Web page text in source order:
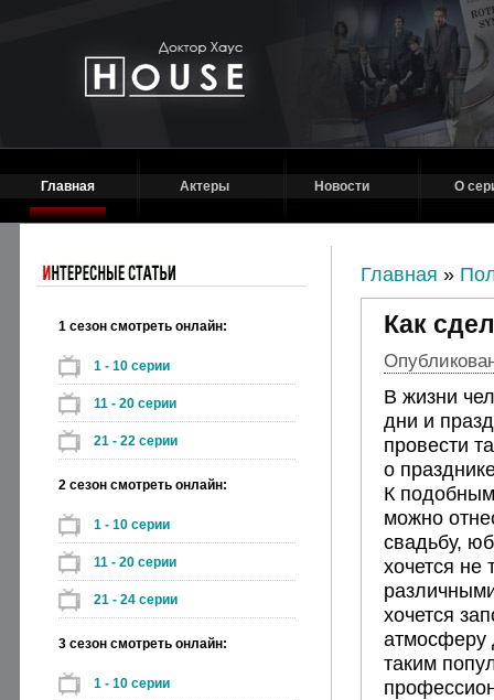
Главная Актеры Новости О
1 сезон смотреть онлайн:
1 - 10 серии
11 - 20 серии
21 - 22 серии
2 сезон смотреть онлайн:
1 - 10 серии
11 - 20 серии
21 - 24 серии
3 сезон смотреть онлайн:
1 - 10 серии
Главная »
Как
В жизни
дни и
провести
о
К
можно
свадьбу,
хочется не
хочется
атмосферу
таким